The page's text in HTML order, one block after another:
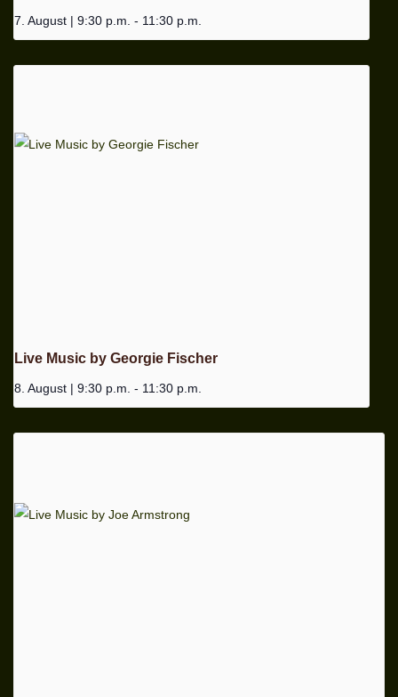
7. August | 9:30 p.m. - 11:30 p.m.
Live Music by Georgie Fischer
8. August | 9:30 p.m. - 11:30 p.m.